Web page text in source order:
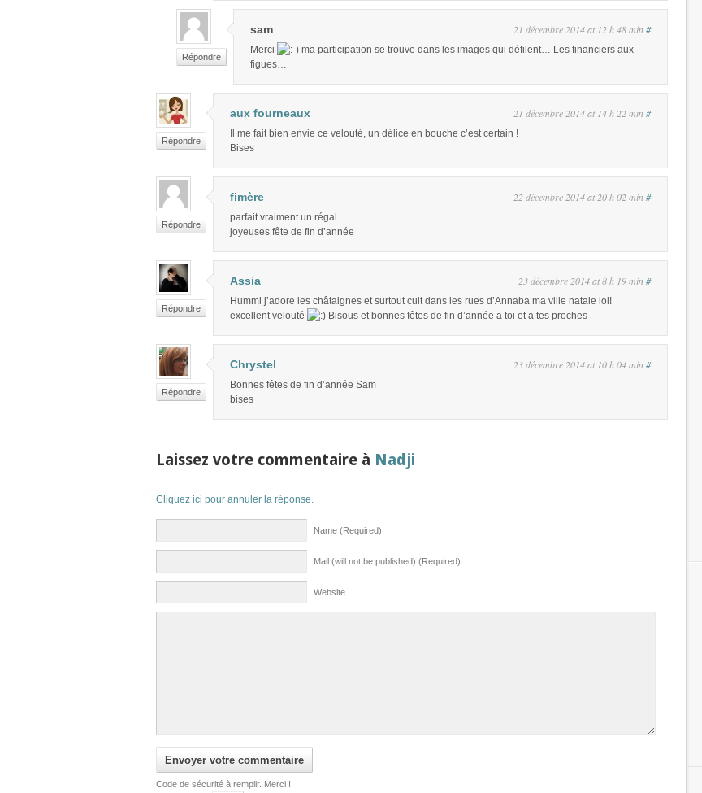
Répondre
sam 21 décembre 2014 at 12 h 48 min #
Merci
ma participation se trouve dans les images qui défilent… Les financiers aux
figues…
Répondre
aux fourneaux 21 décembre 2014 at 14 h 22 min #
Il me fait bien envie ce velouté, un délice en bouche c’est certain !
Bises
Répondre
fimère 22 décembre 2014 at 20 h 02 min #
parfait vraiment un régal
joyeuses fête de fin d’année
Répondre
Assia 23 décembre 2014 at 8 h 19 min #
Humml j’adore les châtaignes et surtout cuit dans les rues d’Annaba ma ville natale lol!
excellent velouté
Bisous et bonnes fêtes de fin d’année a toi et a tes proches
Répondre
Chrystel 23 décembre 2014 at 10 h 04 min #
Bonnes fêtes de fin d’année Sam
bises
Laissez votre commentaire à Nadji
Cliquez ici pour annuler la réponse.
Name (Required)
Mail (will not be published) (Required)
Website
Code de sécurité à remplir. Merci !